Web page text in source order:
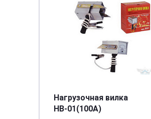
Нагрузочная вилка
НВ-01(100А)